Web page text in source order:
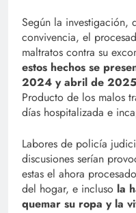
Según la investigación,
convivencia, el
maltratos contra su
estos hechos se
2024 y abril de
Producto de los malos
días hospitalizada e
Labores de policía
discusiones serían
estas el ahora
del hogar, e incluso la
quemar su ropa y la